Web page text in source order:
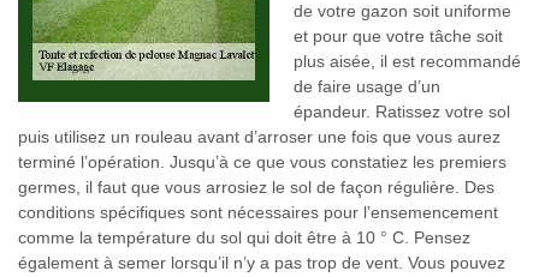
de votre gazon soit uniforme
et pour que votre tâche soit
plus aisée, il est recommandé
de faire usage d’un
épandeur. Ratissez votre sol
puis utilisez un rouleau avant d’arroser une fois que vous aurez
terminé l’opération. Jusqu’à ce que vous constatiez les premiers
germes, il faut que vous arrosiez le sol de façon régulière. Des
conditions spécifiques sont nécessaires pour l’ensemencement
comme la température du sol qui doit être à 10 ° C. Pensez
également à semer lorsqu’il n’y a pas trop de vent. Vous pouvez